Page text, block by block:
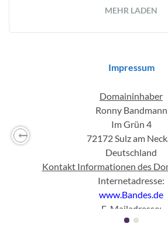
MEHR LADEN
Impressum
Domaininhaber
Ronny Bandmann
Im Grün 4
72172 Sulz am
Deutschland
Kontakt Informationen des
Internetadresse:
www.Bandes.de
E-Mailadresse:
Bandes(punkt)